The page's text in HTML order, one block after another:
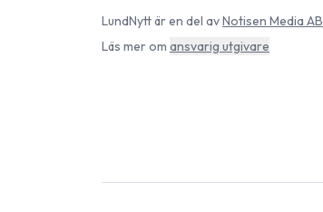
LundNyttär en del avNotisen Media AB
Läs mer om ansvarig utgivare